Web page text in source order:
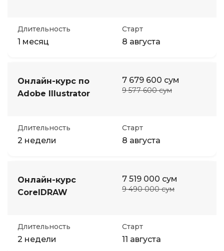
Длительность
1 месяц
Старт
8 августа
Онлайн-курс по
Adobe Illustrator
7 679 600 сум
9 577 600 сум
Длительность
2 недели
Старт
8 августа
Онлайн-курс
CorelDRAW
7 519 000 сум
9 490 000 сум
Длительность
2 недели
Старт
11 августа